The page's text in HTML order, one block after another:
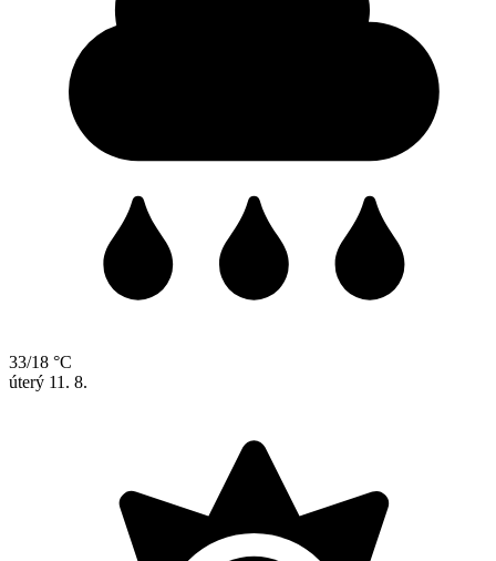
33/18 °C
úterý 11. 8.